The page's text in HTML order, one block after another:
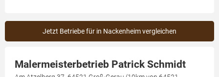
Jetzt Betriebe für in Nackenheim vergleichen
Malermeisterbetrieb Patrick Schmidt